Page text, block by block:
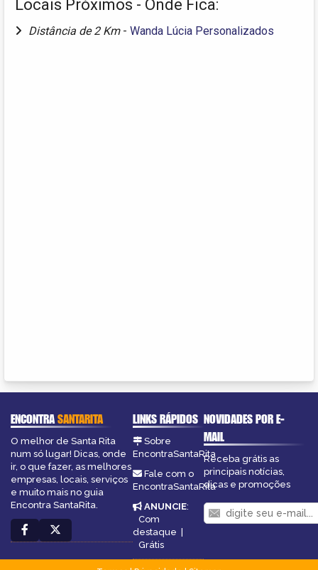
Locais Próximos - Onde Fica:
Distância de 2 Km - Wanda Lúcia Personalizados
ENCONTRASANTARITA
O melhor de Santa Rita
num só lugar! Dicas, onde
ir, o que fazer, as melhores
empresas, locais, serviços
e muito mais no guia
Encontra SantaRita.
LINKS RÁPIDOS
Sobre
EncontraSantaRita
Fale com o
EncontraSantaRita
ANUNCIE:
Com
destaque
Grátis
NOVIDADES POR E-
MAIL
Receba grátis as
principais notícias,
dicas e promoções